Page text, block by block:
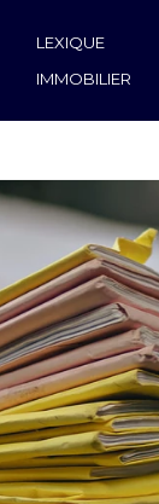
LEXIQUE
IMMOBILIER